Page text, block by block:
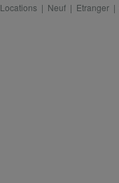
Locations | Neuf | Etranger |